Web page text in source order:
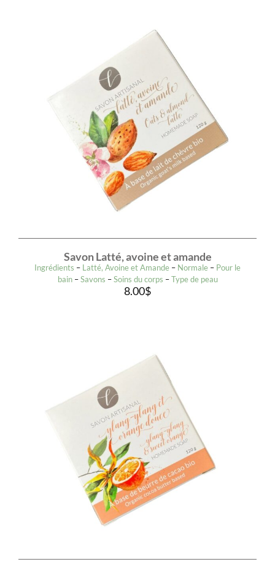
Savon Latté, avoine et amande
Ingrédients – Latté, Avoine et Amande – Normale – Pour le
bain–Savons –Soins du corps –Type de peau
8.00$